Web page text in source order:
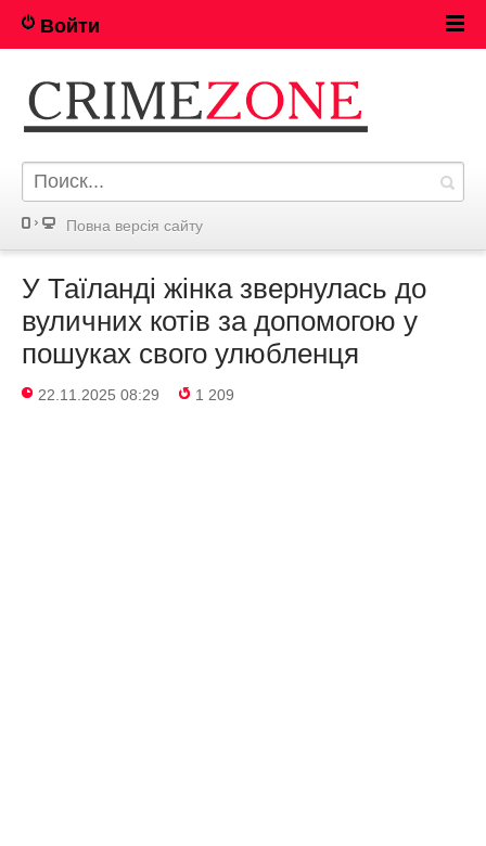
Войти
Повна версія сайту
У Таїланді жінка звернулась до
вуличних котів за допомогою у
пошуках свого улюбленця
22.11.2025 08:29 1 209